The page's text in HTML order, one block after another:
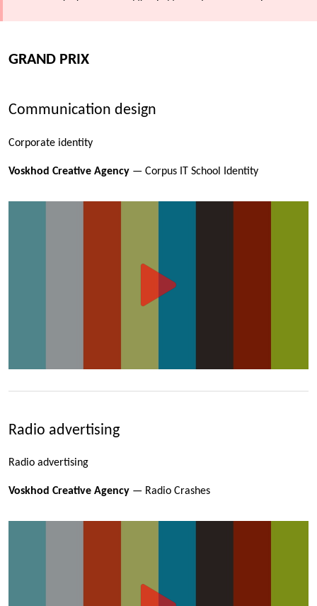
GRAND PRIX
Communication design
Corporate identity
Voskhod Creative Agency — Corpus IT School Identity
Radio advertising
Radio advertising
Voskhod Creative Agency — Radio Crashes